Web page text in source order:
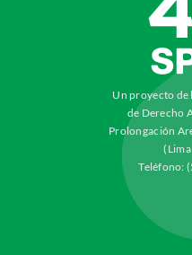
Un proyecto de
de Derecho
Prolongación
Teléfono: